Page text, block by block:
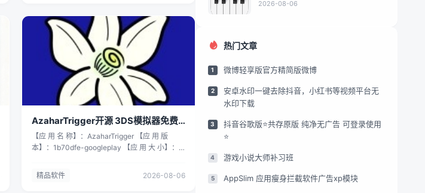
为完整仿真钢琴，还原真实钢琴98%弹奏手感，
搭载高保真采样钢琴音源。配备完整88键可缩放
滚动键盘，支持多点触控无延迟弹奏；内置128
种MIDI乐器音色，覆盖打击乐、管弦、八音盒等
多类音效；自带录音录制功能，可导出多格式音
频文件，配套经典曲谱跟练模式，适配音乐爱好
者日常练琴、即兴创作、编曲录音使用，手机平
板设备均可流畅运行。 【核心功能】 1.全尺寸88
键仿真键盘：7个完整八度音域，支持缩放、滚
动调节按键大小，适配不同尺寸屏幕 2.多点触控
敏，弹奏无卡顿延迟 3.128种MIDI乐器音源：内
置钢琴、钢片琴、木琴、管风琴等海量音色自由
MIDI、MP3、AAC、WAV多格式保存音频 5.曲
AzaharTrigger开源 3DS模拟器免费
无广
【应 用 名 称】：AzaharTrigger 【应 用 版
本】：1b70dfe-googleplay 【应 用 大 小】：
基于开源 3DS模拟器 Azahar二次开发的安卓修
改版，保留了 Azahar模拟器的核心能力，支持
精品软件 2026-08-06
乐器录音工具
2026-08-06
热门文章
1 微博轻享版官方精简版微博
2
安卓水印一键去除抖音，小红书等视频平台无
水印下载
3
抖音谷歌版⭐共存原版 纯净无广告 可登录使用
⭐
4 游戏小说大师补习班
5 AppSlim 应用瘦身拦截软件广告xp模块